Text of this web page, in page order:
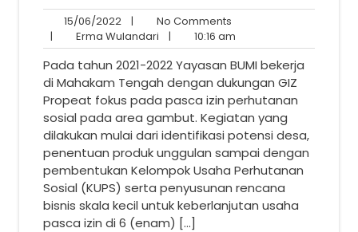
15/06/202215/06/2022
| No Comments
Comments
| Erma Wulandari Erma
Wulandari
| 10:16 am
am
Pada tahun 2021-2022 Yayasan BUMI bekerja
di Mahakam Tengah dengan dukungan GIZ
Propeat fokus pada pasca izin perhutanan
sosial pada area gambut. Kegiatan yang
dilakukan mulai dari identifikasi potensi desa,
penentuan produk unggulan sampai dengan
pembentukan Kelompok Usaha Perhutanan
Sosial (KUPS) serta penyusunan rencana
bisnis skala kecil untuk keberlanjutan usaha
pasca izin di 6 (enam) […]